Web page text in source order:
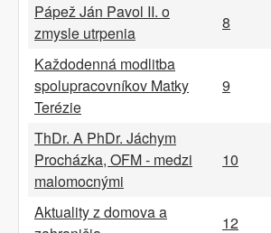
Pápež Ján Pavol II. o
zmysle utrpenia
8
Každodenná modlitba
spolupracovníkov Matky
Terézie
9
ThDr. A PhDr. Jáchym
Procházka, OFM - medzi
malomocnými
10
Aktuality z domova a
12